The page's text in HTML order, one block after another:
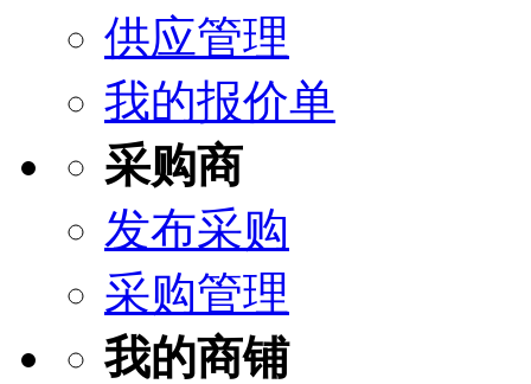
供应管理
我的报价单
采购商
发布采购
采购管理
我的商铺